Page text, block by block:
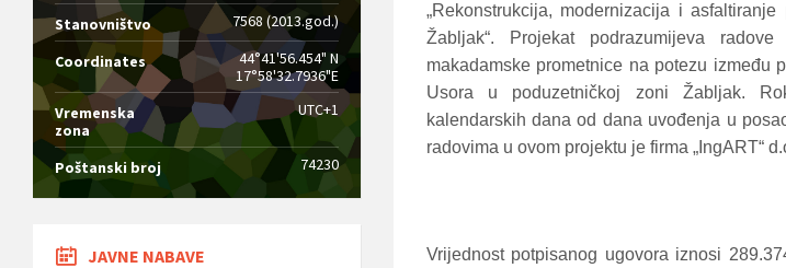
„Rekonstrukcija, modernizacija i
Žabljak“. Projekat podrazumijeva
makadamske prometnice na potezu između
Usora u poduzetničkoj zoni Žabljak.
kalendarskih dana od dana uvođenja u
radovima u ovom projektu je firma „IngART“
Vrijednost potpisanog ugovora iznosi
Stanovništvo 7568 (2013.god.)
Coordinates
44°41'56.454" N
17°58'32.7936"E
Vremenska
zona
UTC+1
Poštanski broj 74230
JAVNE NABAVE